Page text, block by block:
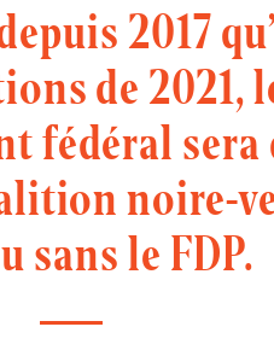
2017
de 2021,
fédéral
noire-
sans le FDP.